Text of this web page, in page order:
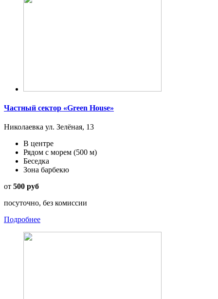
Частный сектор «Green House»
Николаевка ул. Зелёная, 13
В центре
Рядом с морем (500 м)
Беседка
Зона барбекю
от 500 руб
посуточно, без комиссии
Подробнее